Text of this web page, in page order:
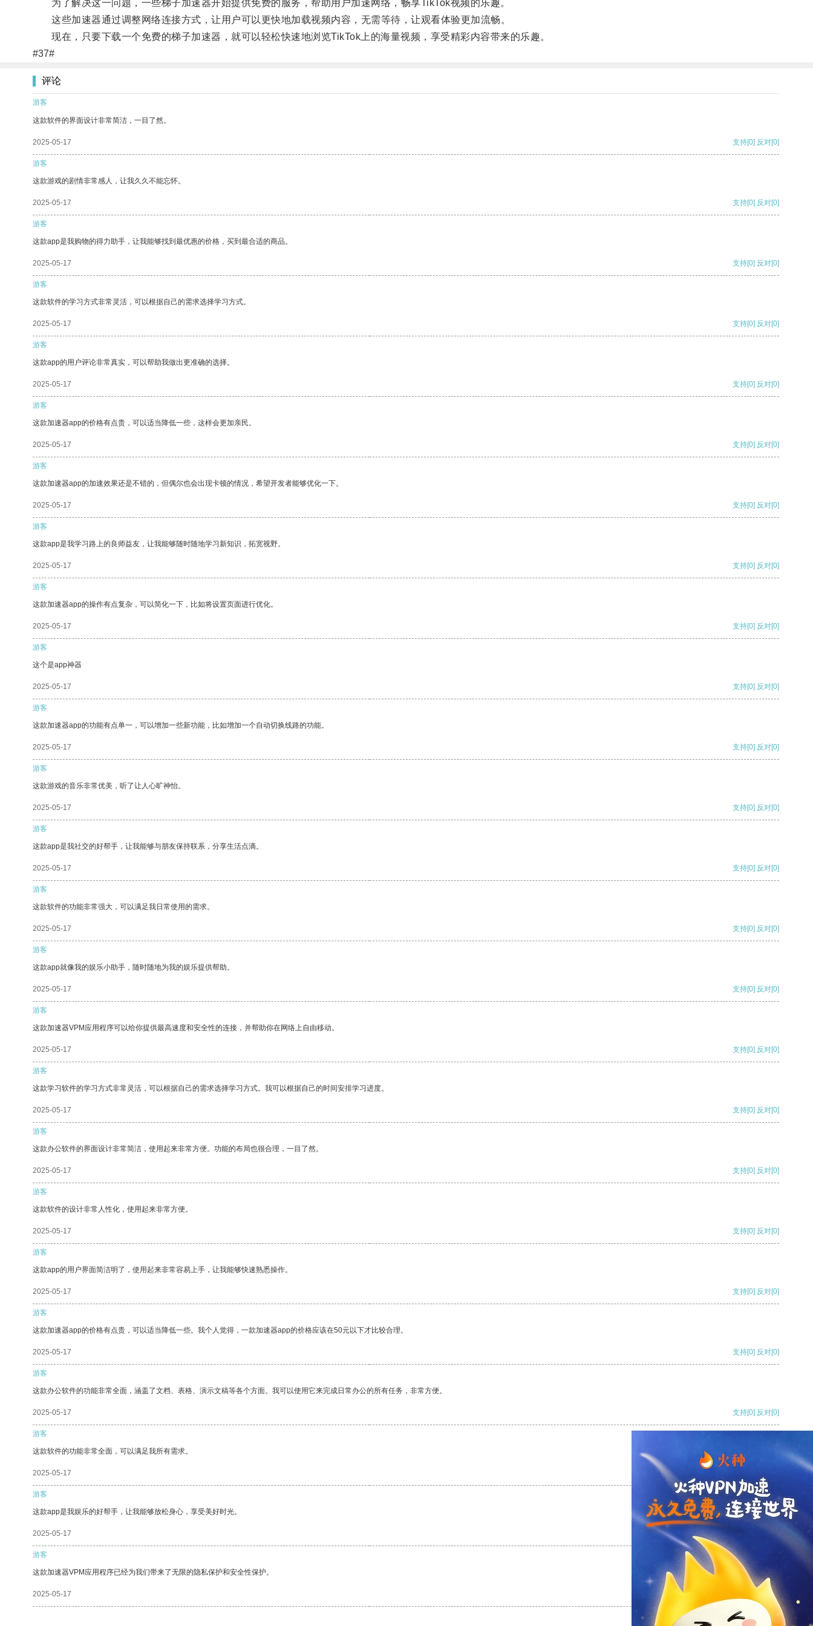
为了解决这一问题，一些梯子加速器开始提供免费的服务，帮助用户加速网络，畅享TikTok视频的乐趣。
这些加速器通过调整网络连接方式，让用户可以更快地加载视频内容，无需等待，让观看体验更加流畅。
现在，只要下载一个免费的梯子加速器，就可以轻松快速地浏览TikTok上的海量视频，享受精彩内容带来的乐趣。
#37#
评论
游客
这款软件的界面设计非常简洁，一目了然。
2025-05-17 支持[0] 反对[0]
游客
这款游戏的剧情非常感人，让我久久不能忘怀。
2025-05-17 支持[0] 反对[0]
游客
这款app是我购物的得力助手，让我能够找到最优惠的价格，买到最合适的商品。
2025-05-17 支持[0] 反对[0]
游客
这款软件的学习方式非常灵活，可以根据自己的需求选择学习方式。
2025-05-17 支持[0] 反对[0]
游客
这款app的用户评论非常真实，可以帮助我做出更准确的选择。
2025-05-17 支持[0] 反对[0]
游客
这款加速器app的价格有点贵，可以适当降低一些，这样会更加亲民。
2025-05-17 支持[0] 反对[0]
游客
这款加速器app的加速效果还是不错的，但偶尔也会出现卡顿的情况，希望开发者能够优化一下。
2025-05-17 支持[0] 反对[0]
游客
这款app是我学习路上的良师益友，让我能够随时随地学习新知识，拓宽视野。
2025-05-17 支持[0] 反对[0]
游客
这款加速器app的操作有点复杂，可以简化一下，比如将设置页面进行优化。
2025-05-17 支持[0] 反对[0]
游客
这个是app神器
2025-05-17 支持[0] 反对[0]
游客
这款加速器app的功能有点单一，可以增加一些新功能，比如增加一个自动切换线路的功能。
2025-05-17 支持[0] 反对[0]
游客
这款游戏的音乐非常优美，听了让人心旷神怡。
2025-05-17 支持[0] 反对[0]
游客
这款app是我社交的好帮手，让我能够与朋友保持联系，分享生活点滴。
2025-05-17 支持[0] 反对[0]
游客
这款软件的功能非常强大，可以满足我日常使用的需求。
2025-05-17 支持[0] 反对[0]
游客
这款app就像我的娱乐小助手，随时随地为我的娱乐提供帮助。
2025-05-17 支持[0] 反对[0]
游客
这款加速器VPM应用程序可以给你提供最高速度和安全性的连接，并帮助你在网络上自由移动。
2025-05-17 支持[0] 反对[0]
游客
这款学习软件的学习方式非常灵活，可以根据自己的需求选择学习方式。我可以根据自己的时间安排学习进度。
2025-05-17 支持[0] 反对[0]
游客
这款办公软件的界面设计非常简洁，使用起来非常方便。功能的布局也很合理，一目了然。
2025-05-17 支持[0] 反对[0]
游客
这款软件的设计非常人性化，使用起来非常方便。
2025-05-17 支持[0] 反对[0]
游客
这款app的用户界面简洁明了，使用起来非常容易上手，让我能够快速熟悉操作。
2025-05-17 支持[0] 反对[0]
游客
这款加速器app的价格有点贵，可以适当降低一些。我个人觉得，一款加速器app的价格应该在50元以下才比较合理。
2025-05-17 支持[0] 反对[0]
游客
这款办公软件的功能非常全面，涵盖了文档、表格、演示文稿等各个方面。我可以使用它来完成日常办公的所有任务，非常方便。
2025-05-17 支持[0] 反对[0]
游客
这款软件的功能非常全面，可以满足我所有需求。
2025-05-17
游客
这款app是我娱乐的好帮手，让我能够放松身心，享受美好时光。
2025-05-17 反对
游客
这款加速器VPM应用程序已经为我们带来了无限的隐私保护和安全性保护。
2025-05-17 反对[0]